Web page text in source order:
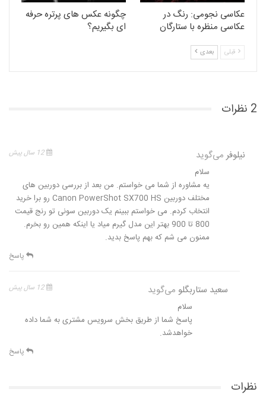
عکاسی نجومی: رنگ در
عکاسی منظره با ستارگان
چگونه عکس های پرتره حرفه
ای بگیریم؟
قبلی بعدی
2 نظرات
نیلوفرمی‌گوید
سلام
یه مشاوره از شما می خواستم. من بعد از بررسی دوربین های
مختلف دوربین Canon PowerShot SX700 HS رو برا خرید
انتخاب کردم. می خواستم ببینم یک دوربین سونی تو رنج قیمت
800 تا 900 بهتر این مدل گیرم میاد یا اینکه همین رو بخرم.
ممنون می شم که بهم پاسخ بدید.
پاسخ
سعید ستاربگلو می‌گوید
سلام
پاسخ شما از طریق بخش سرویس مشتری به شما داده
خواهدشد.
پاسخ
نظرات